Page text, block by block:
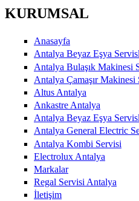
KURUMSAL
Anasayfa
Antalya Beyaz Eşya
Antalya Bulaşık Makinesi
Antalya Çamaşır Makinesi
Altus Antalya
Ankastre Antalya
Antalya Beyaz Eşya
Antalya General Electric
Antalya Kombi Servisi
Electrolux Antalya
Markalar
Regal Servisi Antalya
İletişim